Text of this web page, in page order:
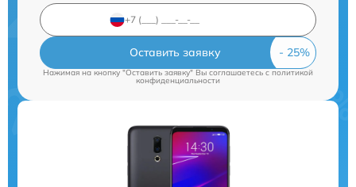
Оставить заявку
Нажимая на кнопку "Оставить заявку" Вы соглашаетесь cполитикой
конфиденциальности